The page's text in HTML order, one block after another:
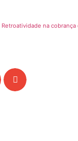
Retroatividade na